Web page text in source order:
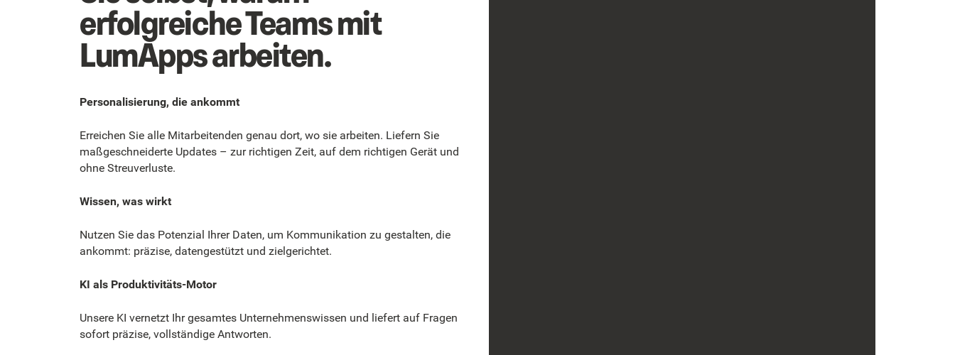
erfolgreiche Teams mit
LumApps arbeiten.
Personalisierung, die ankommt
Erreichen Sie alle Mitarbeitenden genau dort, wo sie arbeiten. Liefern Sie
maßgeschneiderte Updates – zur richtigen Zeit, auf dem richtigen Gerät und
ohne Streuverluste.
Wissen, was wirkt
Nutzen Sie das Potenzial Ihrer Daten, um Kommunikation zu gestalten, die
ankommt: präzise, datengestützt und zielgerichtet.
KI als Produktivitäts-Motor
Unsere KI vernetzt Ihr gesamtes Unternehmenswissen und liefert auf Fragen
sofort präzise, vollständige Antworten.